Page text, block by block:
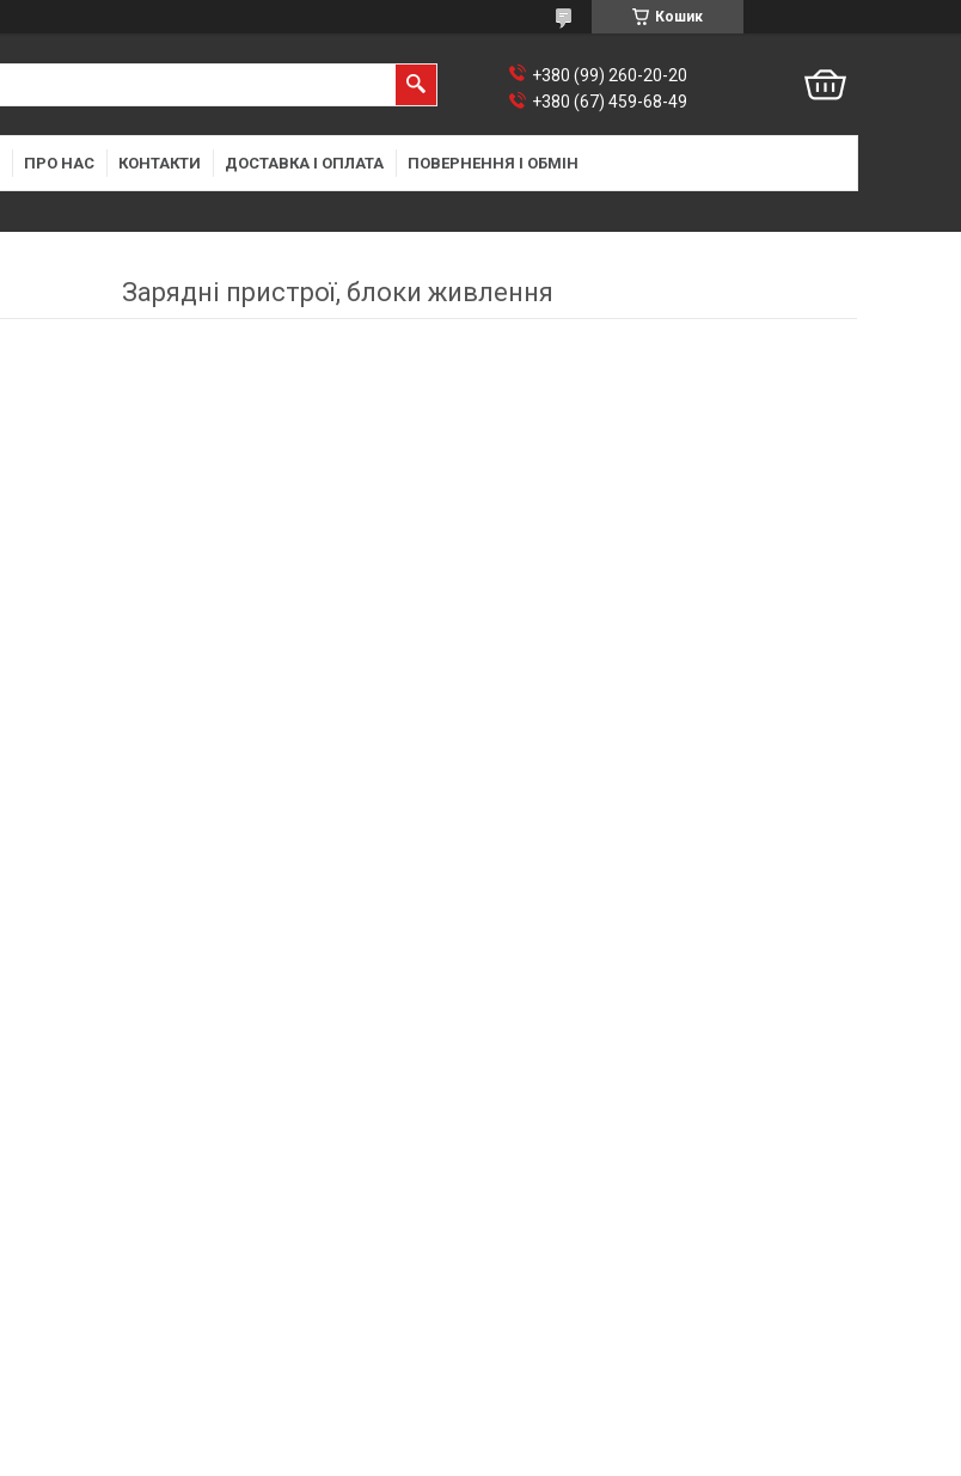
Кошик
+380 (99) 260-20-20
+380 (67) 459-68-49
ПРО НАС КОНТАКТИ ДОСТАВКА І ОПЛАТА ПОВЕРНЕННЯ І ОБМІН
Зарядні пристрої, блоки живлення